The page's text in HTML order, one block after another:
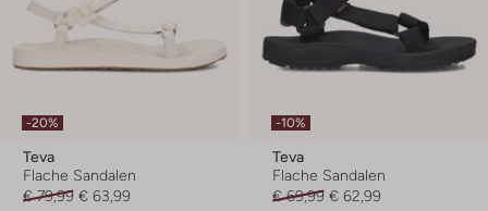
-20%
Teva
Flache Sandalen
€ 79,99 € 63,99
-10%
Teva
Flache Sandalen
€ 69,99 € 62,99